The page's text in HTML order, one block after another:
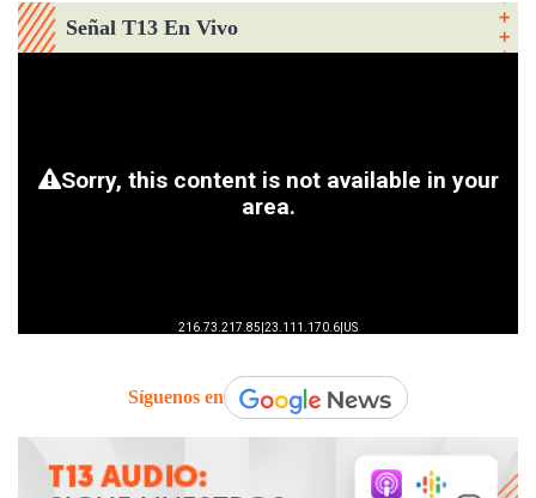
Señal T13 En Vivo
Síguenos en